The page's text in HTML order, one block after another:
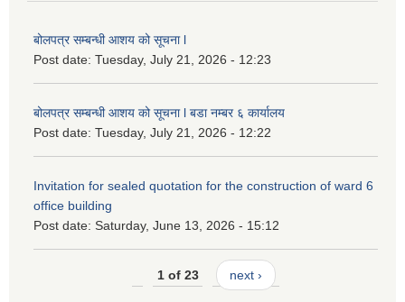
बोलपत्र सम्बन्धी आशय को सूचना l
Post date: Tuesday, July 21, 2026 - 12:23
बोलपत्र सम्बन्धी आशय को सूचना l बडा नम्बर ६ कार्यालय
Post date: Tuesday, July 21, 2026 - 12:22
Invitation for sealed quotation for the construction of ward 6
office building
Post date: Saturday, June 13, 2026 - 15:12
1 of 23 next ›